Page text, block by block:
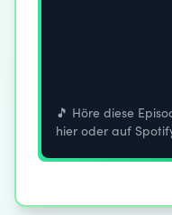
🎵 Höre diese
hier oder auf